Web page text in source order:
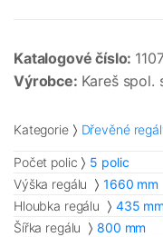
Katalogové číslo:
Výrobce: Kareš spol.
Kategorie Dřevěné
Počet polic
5 polic
Výška regálu
1660 mm
Hloubka regálu
435 mm
Šířka regálu
800 mm